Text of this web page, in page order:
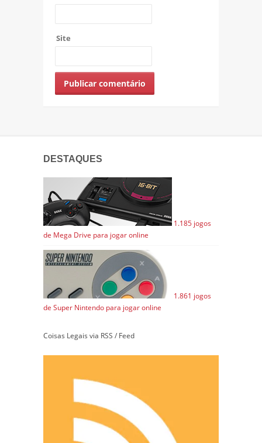
Site
DESTAQUES
1.185 jogos
de Mega Drive para jogar online
1.861 jogos
de Super Nintendo para jogar online
Coisas Legais via RSS / Feed